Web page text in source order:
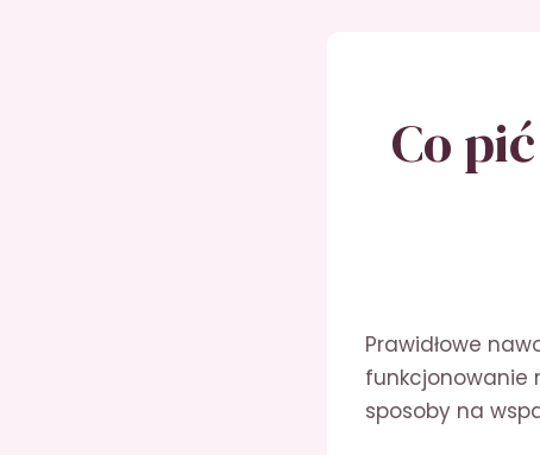
Co
Prawidłowe
funkcjonowanie
sposoby na